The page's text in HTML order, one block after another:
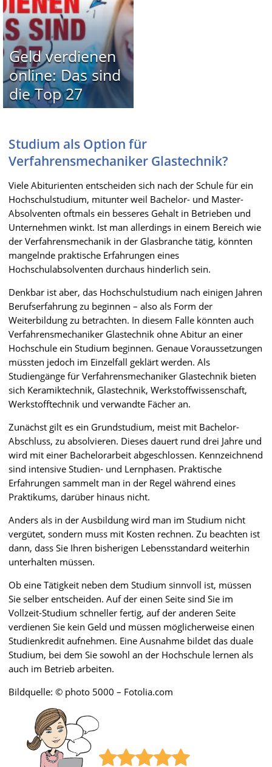
Geld verdienen
online: Das sind
die Top 27
Studium als Option für
Verfahrensmechaniker Glastechnik?
Viele Abiturienten entscheiden sich nach der Schule für ein
Hochschulstudium, mitunter weil Bachelor- und Master-
Absolventen oftmals ein besseres Gehalt in Betrieben und
Unternehmen winkt. Ist man allerdings in einem Bereich wie
der Verfahrensmechanik in der Glasbranche tätig, könnten
mangelnde praktische Erfahrungen eines
Hochschulabsolventen durchaus hinderlich sein.
Denkbar ist aber, das Hochschulstudium nach einigen Jahren
Berufserfahrung zu beginnen – also als Form der
Weiterbildung zu betrachten. In diesem Falle könnten auch
Verfahrensmechaniker Glastechnik ohne Abitur an einer
Hochschule ein Studium beginnen. Genaue Voraussetzungen
müssten jedoch im Einzelfall geklärt werden. Als
Studiengänge für Verfahrensmechaniker Glastechnik bieten
sich Keramiktechnik, Glastechnik, Werkstoffwissenschaft,
Werkstofftechnik und verwandte Fächer an.
Zunächst gilt es ein Grundstudium, meist mit Bachelor-
Abschluss, zu absolvieren. Dieses dauert rund drei Jahre und
wird mit einer Bachelorarbeit abgeschlossen. Kennzeichnend
sind intensive Studien- und Lernphasen. Praktische
Erfahrungen sammelt man in der Regel während eines
Praktikums, darüber hinaus nicht.
Anders als in der Ausbildung wird man im Studium nicht
vergütet, sondern muss mit Kosten rechnen. Zu beachten ist
dann, dass Sie Ihren bisherigen Lebensstandard weiterhin
unterhalten müssen.
Ob eine Tätigkeit neben dem Studium sinnvoll ist, müssen
Sie selber entscheiden. Auf der einen Seite sind Sie im
Vollzeit-Studium schneller fertig, auf der anderen Seite
verdienen Sie kein Geld und müssen möglicherweise einen
Studienkredit aufnehmen. Eine Ausnahme bildet das duale
Studium, bei dem Sie sowohl an der Hochschule lernen als
auch im Betrieb arbeiten.
Bildquelle: © photo 5000 – Fotolia.com